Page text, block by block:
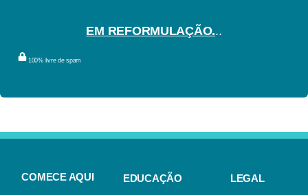
EM REFORMULAÇÃO...
100% livre de spam
COMECE AQUI EDUCAÇÃO LEGAL